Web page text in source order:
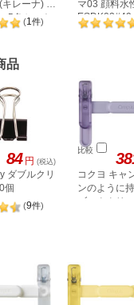
キレーナ) ペ
5色セット
(1件)
マ03 顔料水
ESDK03#49
品
84 円 (税込)
ダブルクリ
個
(9件)
比較
コクヨ キャ
ンのように
ブッククリ